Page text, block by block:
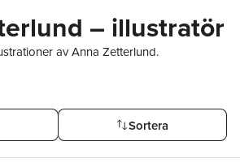
– illustratör
av Anna Zetterlund.
Sortera